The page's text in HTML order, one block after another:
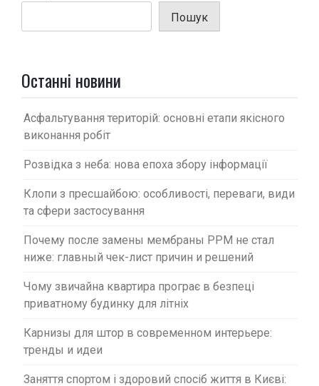
Пошук
Останні новини
Асфальтування територій: основні етапи якісного
виконання робіт
Розвідка з неба: нова епоха збору інформації
Клопи з пресшайбою: особливості, переваги, види
та сфери застосування
Почему после замены мембраны PPM не стал
ниже: главный чек-лист причин и решений
Чому звичайна квартира програє в безпеці
приватному будинку для літніх
Карнизы для штор в современном интерьере:
тренды и идеи
Заняття спортом і здоровий спосіб життя в Києві: